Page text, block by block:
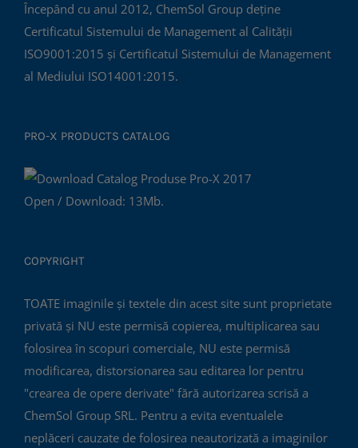
Începând cu anul 2012, ChemSol Group deține
Certificatul Sistemului de Management al Calității
ISO9001:2015 și Certificatul Sistemului de Management
al Mediului ISO14001:2015.
PRO-X PRODUCTS CATALOG
Open / Download: 13Mb.
COPYRIGHT
TOATE imaginile și textele din acest site sunt proprietate
privată și NU este permisă copierea, multiplicarea sau
folosirea în scopuri comerciale, NU este permisă
modificarea, distorsionarea sau editarea lor pentru
"crearea de opere derivate" fără autorizarea scrisă a
ChemSol Group SRL. Pentru a evita eventualele
neplăceri cauzate de folosirea neautorizată a imaginilor